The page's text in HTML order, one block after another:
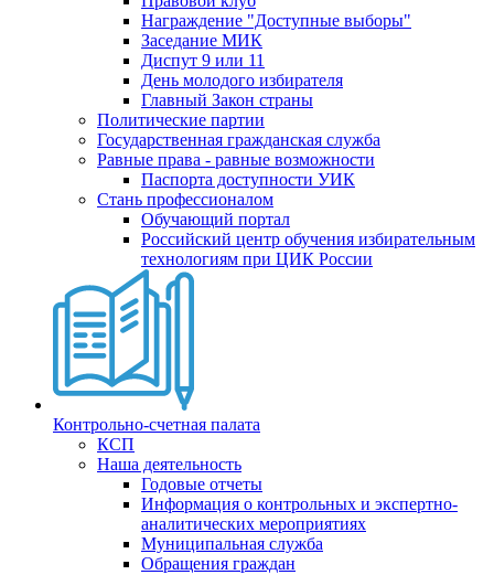
Награждение "Доступные выборы"
Заседание МИК
Диспут 9 или 11
День молодого избирателя
Главный Закон страны
Политические партии
Государственная гражданская служба
Равные права - равные возможности
Паспорта доступности УИК
Стань профессионалом
Обучающий портал
Российский центр обучения избирательным
технологиям при ЦИК России
Контрольно-счетная палата
КСП
Наша деятельность
Годовые отчеты
Информация о контрольных и экспертно-
аналитических мероприятиях
Муниципальная служба
Обращения граждан